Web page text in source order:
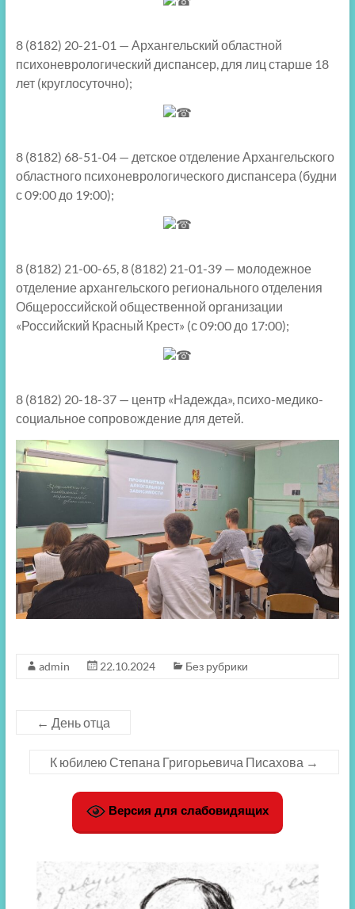
8 (8182) 20-21-01 — Архангельский областной
психоневрологический диспансер, для лиц старше 18
лет (круглосуточно);
8 (8182) 68-51-04 — детское отделение Архангельского
областного психоневрологического диспансера (будни
с 09:00 до 19:00);
8 (8182) 21-00-65, 8 (8182) 21-01-39 — молодежное
отделение архангельского регионального отделения
Общероссийской общественной организации
«Российский Красный Крест» (с 09:00 до 17:00);
8 (8182) 20-18-37 — центр «Надежда», психо-медико-
социальное сопровождение для детей.
admin 22.10.2024 Без рубрики
← День отца
К юбилею Степана Григорьевича Писахова →
Версия для слабовидящих